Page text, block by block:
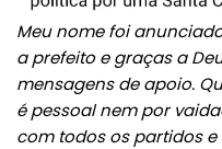
Meu nome foi
a prefeito e graças a
mensagens de apoio.
é pessoal nem por
com todos os partidos